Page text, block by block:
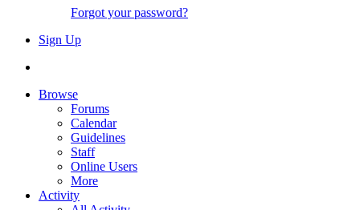
Forgot your password?
Sign Up
Browse
Forums
Calendar
Guidelines
Staff
Online Users
More
Activity